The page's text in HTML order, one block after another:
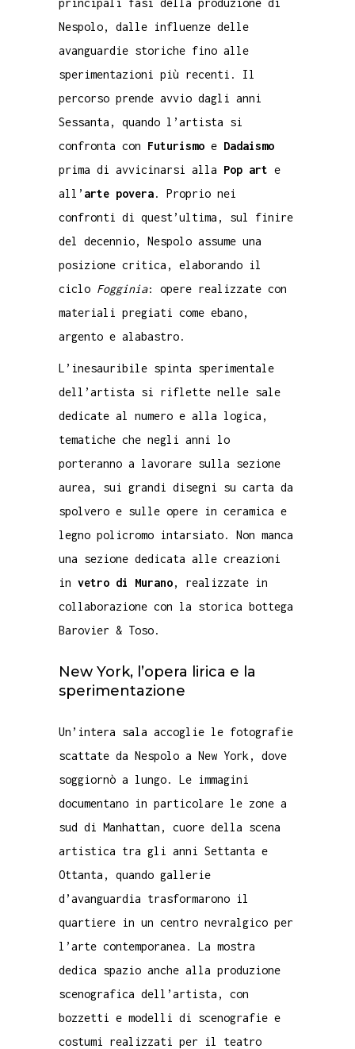
principali fasi della produzione di
Nespolo, dalle influenze delle
avanguardie storiche fino alle
sperimentazioni più recenti. Il
percorso prende avvio dagli anni
Sessanta, quando l’artista si
confronta con Futurismo e Dadaismo
prima di avvicinarsi alla Pop art e
all’ arte povera. Proprio nei
confronti di quest’ultima, sul finire
del decennio, Nespolo assume una
posizione critica, elaborando il
ciclo Fogginia: opere realizzate con
materiali pregiati come ebano,
argento e alabastro.
L’inesauribile spinta sperimentale
dell’artista si riflette nelle sale
dedicate al numero e alla logica,
tematiche che negli anni lo
porteranno a lavorare sulla sezione
aurea, sui grandi disegni su carta da
spolvero e sulle opere in ceramica e
legno policromo intarsiato. Non manca
una sezione dedicata alle creazioni
in vetro di Murano, realizzate in
collaborazione con la storica bottega
Barovier & Toso.
New York, l’opera lirica e la
sperimentazione
Un’intera sala accoglie le fotografie
scattate da Nespolo a New York, dove
soggiornò a lungo. Le immagini
documentano in particolare le zone a
sud di Manhattan, cuore della scena
artistica tra gli anni Settanta e
Ottanta, quando gallerie
d’avanguardia trasformarono il
quartiere in un centro nevralgico per
l’arte contemporanea. La mostra
dedica spazio anche alla produzione
scenografica dell’artista, con
bozzetti e modelli di scenografie e
costumi realizzati per il teatro